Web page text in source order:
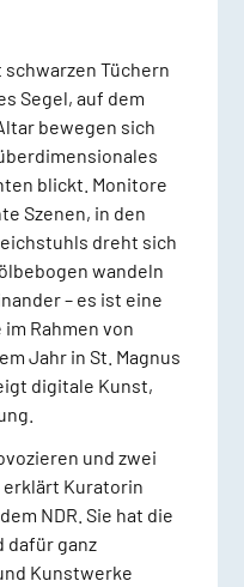
Tüchern
Segel, auf dem
bewegen sich
blickt. Monitore
Szenen, in den
dreht sich
wandeln
– es ist eine
Rahmen von
Jahr in St. Magnus
digitale Kunst,
und zwei
erklärt Kuratorin
NDR. Sie hat die
dafür ganz
Kunstwerke